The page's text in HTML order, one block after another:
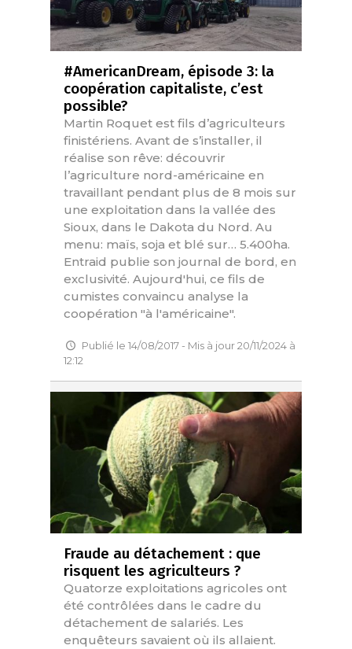
#AmericanDream, épisode 3: la
coopération capitaliste, c’est
possible?
Martin Roquet est fils d’agriculteurs
finistériens. Avant de s’installer, il
réalise son rêve: découvrir
l’agriculture nord-américaine en
travaillant pendant plus de 8 mois sur
une exploitation dans la vallée des
Sioux, dans le Dakota du Nord. Au
menu: maïs, soja et blé sur… 5.400ha.
Entraid publie son journal de bord, en
exclusivité. Aujourd'hui, ce fils de
cumistes convaincu analyse la
coopération "à l'américaine".
Publié le 14/08/2017 - Mis à jour 20/11/2024 à
12:12
Fraude au détachement : que
risquent les agriculteurs ?
Quatorze exploitations agricoles ont
été contrôlées dans le cadre du
détachement de salariés. Les
enquêteurs savaient où ils allaient.